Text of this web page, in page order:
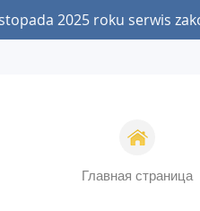
2025 roku serwis
Главная страница